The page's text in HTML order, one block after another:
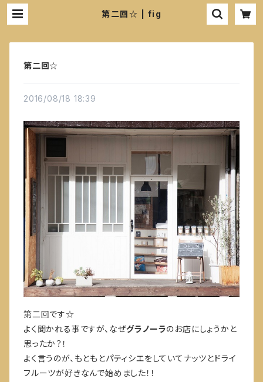
第二回☆ | fig
第二回☆
2016/08/18 18:39
第二回です☆
よく聞かれる事ですが、なぜグラノーラのお店にしょうかと
思ったか？！
よく言うのが、もともとパティシエをしていてナッツとドライ
フルーツが好きなんで始めました！！